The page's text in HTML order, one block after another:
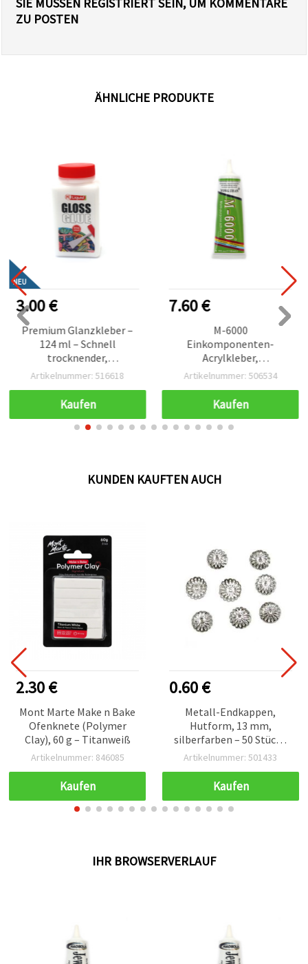
ZU POSTEN
ÄHNLICHE PRODUKTE
NEU
3.00 €
Premium Glanzkleber –
124 ml – Schnell
trocknender,
transparenter &
für Serviettentechnik,
Papierbasteln, Stoff und
Dekoprojekte
Artikelnummer: 516618
Kaufen
7.60 €
M-6000
Einkomponenten-
Acrylkleber,
multifunktional –
DIY, 110 ml
Artikelnummer: 506534
Kaufen
KUNDEN KAUFTEN AUCH
2.30 €
Mont Marte Make n Bake
Ofenknete (Polymer
Clay), 60 g – Titanweiß
Artikelnummer: 846085
Kaufen
0.60 €
Metall-Endkappen,
Hutform, 13 mm,
silberfarben – 50 Stück |
Schmuckzubehör &
Artikelnummer: 501433
Kaufen
IHR BROWSERVERLAUF